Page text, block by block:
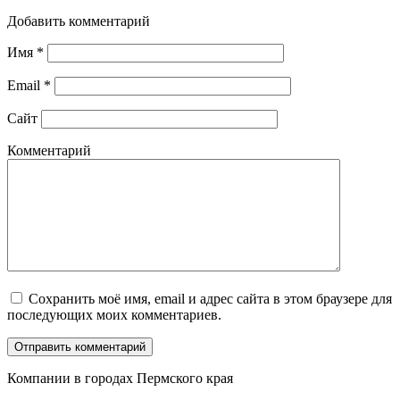
Добавить комментарий
Имя *
Email *
Сайт
Комментарий
Сохранить моё имя, email и адрес сайта в этом браузере для
последующих моих комментариев.
Компании в городах Пермского края